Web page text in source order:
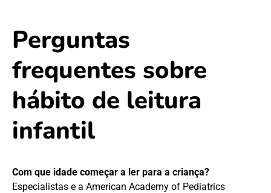
Perguntas
frequentes sobre
hábito de leitura
infantil
Com que idade começar a ler para a criança?
Especialistas e a American Academy of Pediatrics